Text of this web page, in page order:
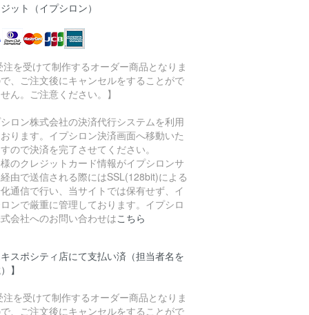
ット（イプシロン）
注を受けて制作するオーダー商品となりま
、ご注文後にキャンセルをすることがで
ん。ご注意ください。】
ロン株式会社の決済代行システムを利用
ります。イプシロン決済画面へ移動いた
ので決済を完了させてください。
のクレジットカード情報がイプシロンサ
由で送信される際にはSSL(128bit)による
通信で行い、当サイトでは保有せず、イ
ンで厳重に管理しております。イプシロ
会社へのお問い合わせはこちら
キスポシティ店にて支払い済（担当者名を
】
注を受けて制作するオーダー商品となりま
、ご注文後にキャンセルをすることがで